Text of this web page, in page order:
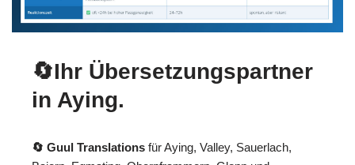
🔄Ihr Übersetzungspartner
in Aying.
🔄 Guul Translations für Aying, Valley, Sauerlach,